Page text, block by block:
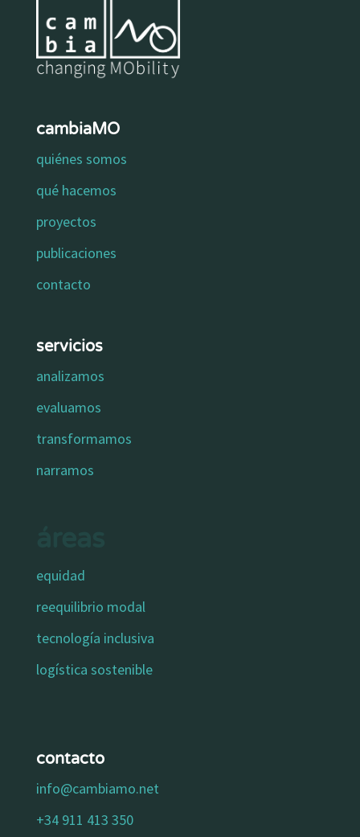
cambiaMO
quiénes somos
qué hacemos
proyectos
publicaciones
contacto
servicios
analizamos
evaluamos
transformamos
narramos
equidad
reequilibrio modal
tecnología inclusiva
logística sostenible
contacto
info@cambiamo.net
+34 911 413 350